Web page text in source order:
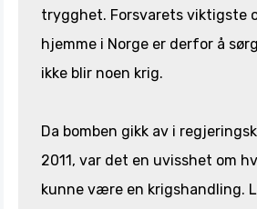
trygghet. Forsvarets viktigste
hjemme i Norge er derfor å
ikke blir noen krig.
Da bomben gikk av i
2011, var det en uvisshet om
kunne være en krigshandling.